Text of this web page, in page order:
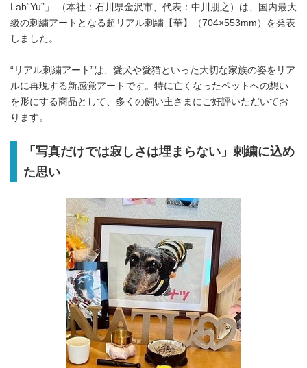
Lab“Yu”」 （本社：石川県金沢市、代表：中川朋之）は、国内最大
級の刺繍アートとなる超リアル刺繍【華】（704×553mm）を発表
しました。
“リアル刺繍アート”は、愛犬や愛猫といった大切な家族の姿をリア
ルに再現する新感覚アートです。特に亡くなったペットへの想い
を形にする商品として、多くの飼い主さまにご好評いただいてお
ります。
「写真だけでは寂しさは埋まらない」刺繍に込め
た思い